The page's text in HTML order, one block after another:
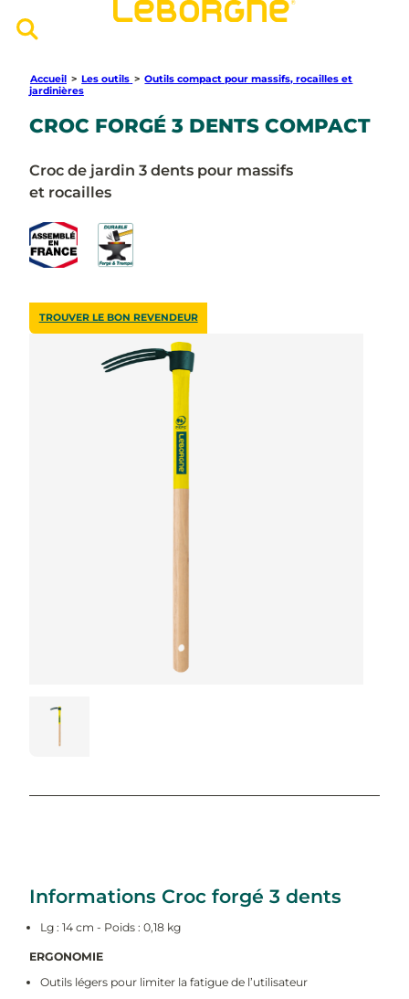
Accueil > Les outils > Outils compact pour massifs, rocailles et
jardinières
CROC FORGÉ 3 DENTS COMPACT
Croc de jardin 3 dents pour massifs
et rocailles
TROUVER LE BON REVENDEUR
Informations Croc forgé 3 dents
Lg : 14 cm - Poids : 0,18 kg
ERGONOMIE
Outils légers pour limiter la fatigue de l’utilisateur